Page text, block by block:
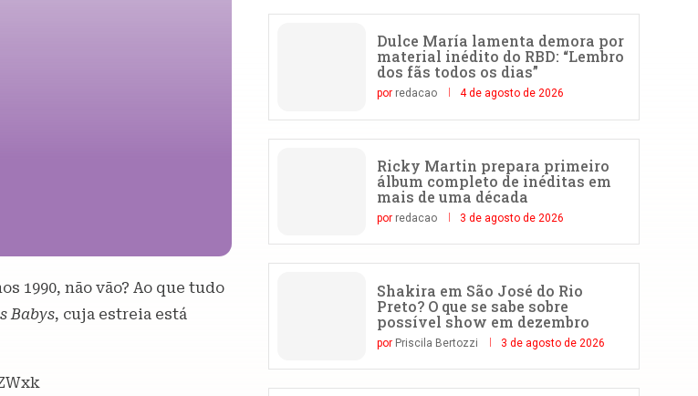
1990, não vão? Ao que tudo
Babys, cuja estreia está
Dulce María lamenta demora por
material inédito do RBD: “Lembro
dos fãs todos os dias”
por redacao 4 de agosto de 2026
Ricky Martin prepara primeiro
álbum completo de inéditas em
mais de uma década
por redacao 3 de agosto de 2026
Shakira em São José do Rio
Preto? O que se sabe sobre
possível show em dezembro
por Priscila Bertozzi 3 de agosto de 2026